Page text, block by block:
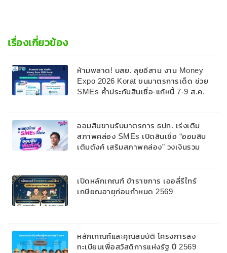
เรื่องเกี่ยวข้อง
ห้ามพลาด! บสย. ลุยอีสาน งาน Money
Expo 2026 Korat ขนมาตรการเด็ด ช่วย
SMEs ค้ำประกันสินเชื่อ-แก้หนี้ 7-9 ส.ค.
ออมสินขานรับมาตรการ ธปท. เร่งเติม
สภาพคล่อง SMEs เปิดสินเชื่อ “ออมสิน
เติมตังค์ เสริมสภาพคล่อง” วงเงินรวม
สูงสุด 10 ปี
เปิดหลักเกณฑ์ ข้าราชการ เออลี่รีไทร์
เกษียณอายุก่อนกำหนด 2569
หลักเกณฑ์และคุณสมบัติ โครงการลง
ทะเบียนเพื่อสวัสดิการแห่งรัฐ ปี 2569